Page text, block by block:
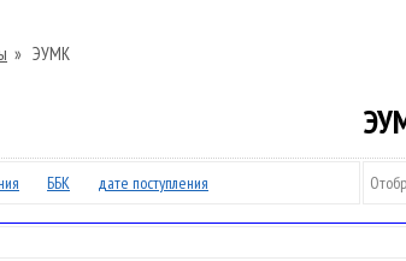
» ЭУМК
ББК дате поступления